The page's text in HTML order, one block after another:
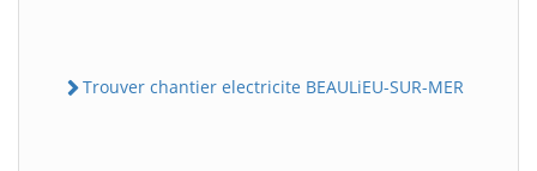
Trouver chantier electricite BEAULiEU-SUR-MER